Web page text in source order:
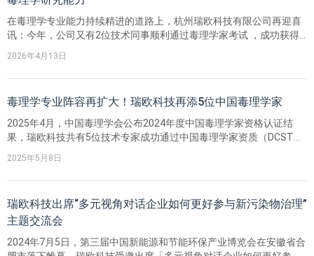
在毒理学专业能力持续精进的道路上，杭州瑞欧科技有限公司再迎喜
讯：今年，公司又有2位技术同事顺利通过毒理学家考试 ，成功获得
毒理学家证书，为瑞欧在全球产品合规安全性评价与毒理学研究领域
再添专业”战力”。
2026年4月13日
毒理学专业阵容再扩大！瑞欧科技再添5位中国毒理学家
2025年4月，中国毒理学会公布2024年度中国毒理学家资格认证结
果，瑞欧科技共有5位技术专家成功通过中国毒理学家资质（DCST）
认证！中国毒理学家资格认证由中国毒理学会（CST）主导，不仅是
国内最具权威性的毒理学人才专业资质认证，更受到国际组织的广泛
认可。
2025年5月8日
瑞欧科技出席“多元视角对话企业如何更好参与新污染物治理”
主题交流会
2024年7月5日，第三届中国新能源和节能环保产业博览会在安徽省合